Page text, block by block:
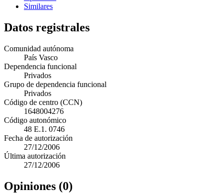
Similares
Datos registrales
Comunidad autónoma
País Vasco
Dependencia funcional
Privados
Grupo de dependencia funcional
Privados
Código de centro (CCN)
1648004276
Código autonómico
48 E.1. 0746
Fecha de autorización
27/12/2006
Última autorización
27/12/2006
Opiniones (0)